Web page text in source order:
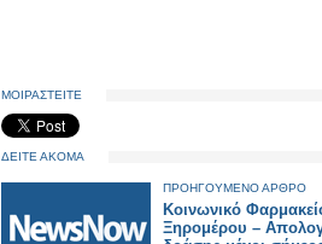
ΜΟΙΡΑΣΤΕΙΤΕ
ΔΕΙΤΕ ΑΚΟΜΑ
ΠΡΟΗΓΟΥΜΕΝΟ ΑΡΘΡΟ
Κοινωνικό
Ξηρομέρου –